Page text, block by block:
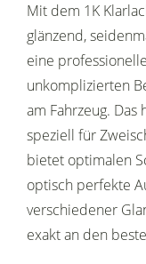
Mit dem 1K
glänzend,
eine
unkomplizierten
am Fahrzeug.
speziell für
bietet optimalen
optisch perfekte
verschiedener
exakt an den